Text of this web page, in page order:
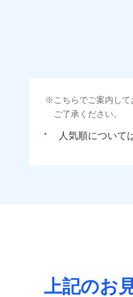
こちらでご案内し
ご了承ください。
人気順について
上記のお